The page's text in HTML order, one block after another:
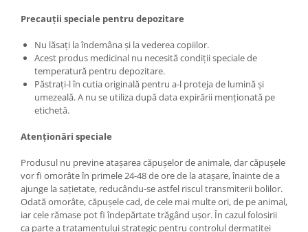
Precauții speciale pentru depozitare
Nu lăsați la îndemâna și la vederea copiilor.
Acest produs medicinal nu necesită condiții speciale de
temperatură pentru depozitare.
Păstrați-l în cutia originală pentru a-l proteja de lumină și
umezeală. A nu se utiliza după data expirării menționată pe
etichetă.
Atenționări speciale
Produsul nu previne atașarea căpușelor de animale, dar căpușele
vor fi omorâte în primele 24-48 de ore de la atașare, înainte de a
ajunge la sațietate, reducându-se astfel riscul transmiterii bolilor.
Odată omorâte, căpușele cad, de cele mai multe ori, de pe animal,
iar cele rămase pot fi îndepărtate trăgând ușor. În cazul folosirii
ca parte a tratamentului strategic pentru controlul dermatitei